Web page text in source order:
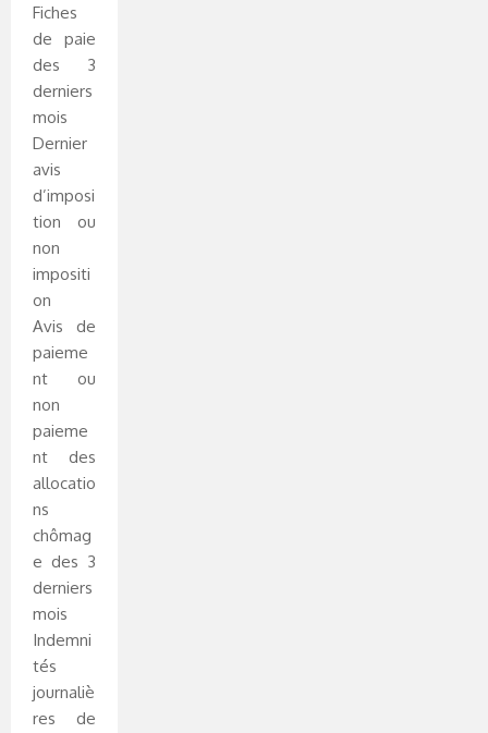
Fiches
de paie
des 3
derniers
mois
Dernier
avis
d’imposi
tion ou
non
impositi
on
Avis de
paieme
nt ou
non
paieme
nt des
allocatio
ns
chômag
e des 3
derniers
mois
Indemni
tés
journaliè
res de